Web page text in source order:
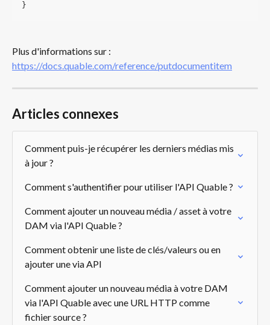
}
Plus d'informations sur :
https://docs.quable.com/reference/putdocumentitem
Articles connexes
Comment puis-je récupérer les derniers médias mis
à jour ?
Comment s'authentifier pour utiliser l'API Quable ?
Comment ajouter un nouveau média / asset à votre
DAM via l'API Quable ?
Comment obtenir une liste de clés/valeurs ou en
ajouter une via API
Comment ajouter un nouveau média à votre DAM
via l'API Quable avec une URL HTTP comme
fichier source ?